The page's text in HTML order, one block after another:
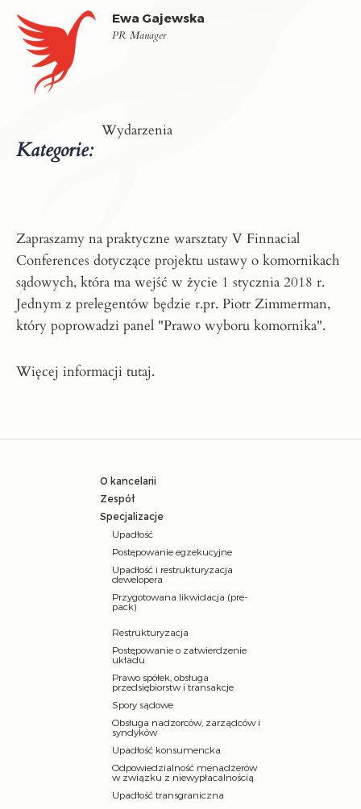
Ewa Gajewska
PR Manager
Kategorie:
Wydarzenia
Zapraszamy na praktyczne warsztaty V Finnacial
Conferences dotyczące projektu ustawy o komornikach
sądowych, która ma wejść w życie 1 stycznia 2018 r.
Jednym z prelegentów będzie r.pr. Piotr Zimmerman,
który poprowadzi panel "Prawo wyboru komornika".
Więcej informacji tutaj.
O kancelarii
Zespół
Specjalizacje
Upadłość
Postępowanie egzekucyjne
Upadłość i restrukturyzacja
dewelopera
Przygotowana likwidacja (pre-
pack)
Restrukturyzacja
Postępowanie o zatwierdzenie
układu
Prawo spółek, obsługa
przedsiębiorstw i transakcje
Spory sądowe
Obsługa nadzorców, zarządców i
syndyków
Upadłość konsumencka
Odpowiedzialność menadżerów
w związku z niewypłacalnością
Upadłość transgraniczna